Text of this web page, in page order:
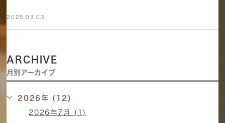
2025.03.03
ARCHIVE
月別アーカイブ
2026年 (12)
2026年7月 (1)